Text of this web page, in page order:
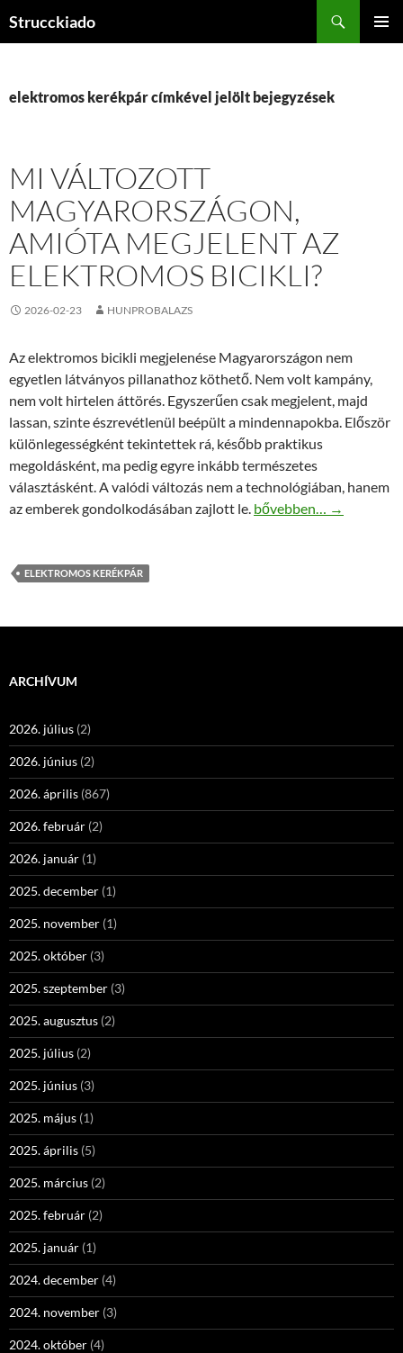
Strucckiado
elektromos kerékpár címkével jelölt bejegyzések
MI VÁLTOZOTT
MAGYARORSZÁGON,
AMIÓTA MEGJELENT AZ
ELEKTROMOS BICIKLI?
2026-02-23 HUNPROBALAZS
Az elektromos bicikli megjelenése Magyarországon nem
egyetlen látványos pillanathoz köthető. Nem volt kampány,
nem volt hirtelen áttörés. Egyszerűen csak megjelent, majd
lassan, szinte észrevétlenül beépült a mindennapokba. Először
különlegességként tekintettek rá, később praktikus
megoldásként, ma pedig egyre inkább természetes
választásként. A valódi változás nem a technológiában, hanem
az emberek gondolkodásában zajlott le. Mi változott
bővebben… →
ELEKTROMOS KERÉKPÁR
ARCHÍVUM
2026. július (2)
2026. június (2)
2026. április (867)
2026. február (2)
2026. január (1)
2025. december (1)
2025. november (1)
2025. október (3)
2025. szeptember (3)
2025. augusztus (2)
2025. július (2)
2025. június (3)
2025. május (1)
2025. április (5)
2025. március (2)
2025. február (2)
2025. január (1)
2024. december (4)
2024. november (3)
2024. október (4)